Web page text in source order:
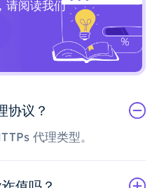
请阅读我们
协议？
代理类型。